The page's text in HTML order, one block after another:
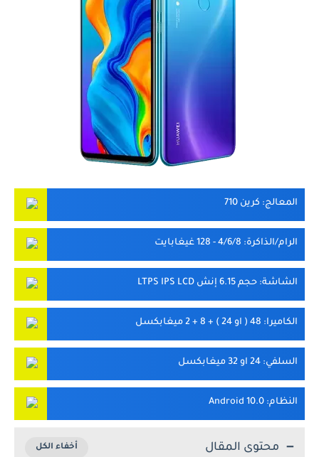
المعالج: كرين 710
الرام/الذاكرة: 4/6/8 - 128 غيغابايت
الشاشة: حجم 6.15 إنش LTPS IPS LCD
الكاميرا: 48 ( او 24 ) + 8 + 2 ميغابكسل
السلفي: 24 او 32 ميغابكسل
النظام: Android 10.0
محتوى المقال